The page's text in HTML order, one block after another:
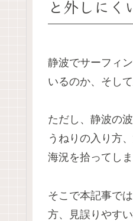
と外しにく
静波でサーフィ
いるのか、そし
ただし、静波の
うねりの入り方
海況を拾ってし
そこで本記事で
方、見誤りやす